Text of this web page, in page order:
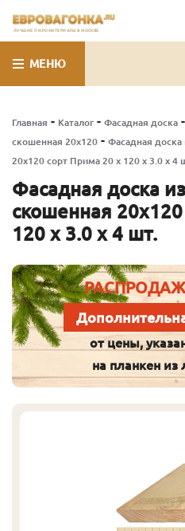
ЛУЧШИЕ ПИЛОМАТЕРИАЛЫ В МОСКВЕ
МЕНЮ
Главная - Каталог - Фасадная доска -
скошенная 20х120 - Фасадная доска
20х120 сорт Прима 20 x 120 x 3.0 x 4
Фасадная доска
скошенная
120 x 3.0 x 4 шт.
от цены,
на планкен из